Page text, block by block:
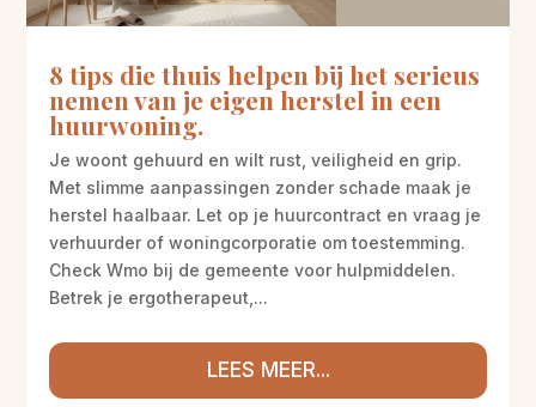
8 tips die thuis helpen bij het serieus
nemen van je eigen herstel in een
huurwoning.
Je woont gehuurd en wilt rust, veiligheid en grip.
Met slimme aanpassingen zonder schade maak je
herstel haalbaar. Let op je huurcontract en vraag je
verhuurder of woningcorporatie om toestemming.
Check Wmo bij de gemeente voor hulpmiddelen.
Betrek je ergotherapeut,...
LEES MEER...